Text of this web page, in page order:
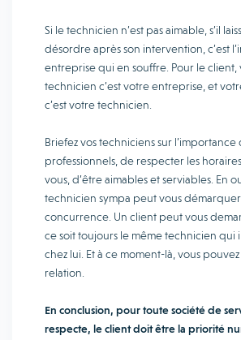
Si le technicien n’est pas aimable, s’il
désordre après son intervention, c’est
entreprise qui en souffre. Pour le client,
technicien c’est votre entreprise, et
c’est votre technicien.
Briefez vos techniciens sur l’importance
professionnels, de respecter les
vous, d’être aimables et serviables. En
technicien sympa peut vous
concurrence. Un client peut vous
ce soit toujours le même technicien qui
chez lui. Et à ce moment-là, vous
relation.
En conclusion, pour toute société de
respecte, le client doit être la priorité